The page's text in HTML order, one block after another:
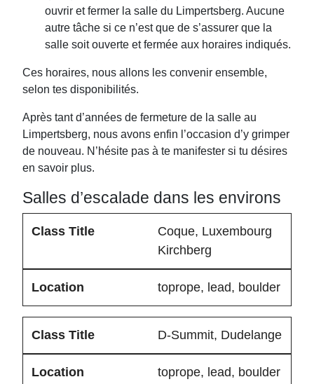
ouvrir et fermer la salle du Limpertsberg. Aucune
autre tâche si ce n’est que de s’assurer que la
salle soit ouverte et fermée aux horaires indiqués.
Ces horaires, nous allons les convenir ensemble,
selon tes disponibilités.
Après tant d’années de fermeture de la salle au
Limpertsberg, nous avons enfin l’occasion d’y grimper
de nouveau. N’hésite pas à te manifester si tu désires
en savoir plus.
Salles d’escalade dans les environs
Coque, Luxembourg
Kirchberg
toprope, lead, boulder
D-Summit, Dudelange
toprope, lead, boulder